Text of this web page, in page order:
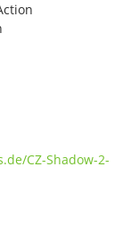
CZ-Shadow-2-